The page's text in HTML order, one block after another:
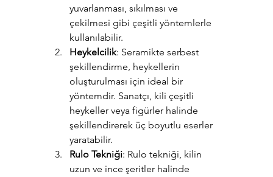
yuvarlanması, sıkılması ve
çekilmesi gibi çeşitli yöntemlerle
kullanılabilir.
Heykelcilik: Seramikte serbest
şekillendirme, heykellerin
oluşturulması için ideal bir
yöntemdir. Sanatçı, kili çeşitli
heykeller veya figürler halinde
şekillendirerek üç boyutlu eserler
yaratabilir.
Rulo Tekniği: Rulo tekniği, kilin
uzun ve ince şeritler halinde